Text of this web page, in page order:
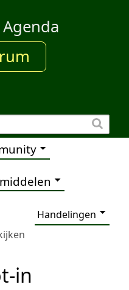
Agenda
Handelingen
in